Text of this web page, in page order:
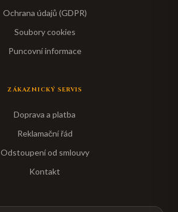
Ochrana údajů (GDPR)
Soubory cookies
Puncovní informace
ZÁKAZNICKÝ SERVIS
Doprava a platba
Reklamační řád
Odstoupení od smlouvy
Kontakt